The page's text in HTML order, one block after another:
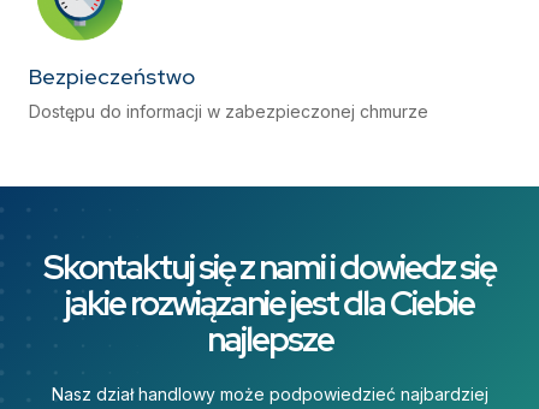
Bezpieczeństwo
Dostępu do informacji w zabezpieczonej chmurze
Skontaktuj się z nami i dowiedz się
jakie rozwiązanie jest dla Ciebie
najlepsze​
Nasz dział handlowy może podpowiedzieć najbardziej